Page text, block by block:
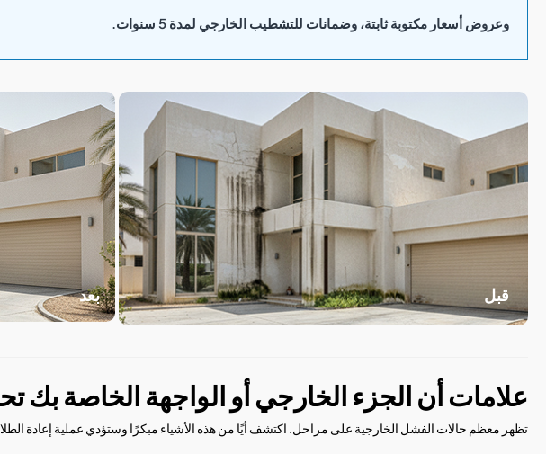
وعروض أسعار مكتوبة ثابتة، وضمانات للتشطيب الخارجي لمدة 5 سنوات.
قبل بعد
علامات أن الجزء الخارجي أو الواجهة الخاصة بك
تظهر معظم حالات الفشل الخارجية على مراحل. اكتشف أيًا من هذه الأشياء مبكرًا وستؤدي عملية إعادة